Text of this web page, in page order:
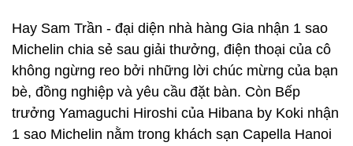
Hay Sam Trần - đại diện nhà hàng Gia nhận 1 sao
Michelin chia sẻ sau giải thưởng, điện thoại của cô
không ngừng reo bởi những lời chúc mừng của bạn
bè, đồng nghiệp và yêu cầu đặt bàn. Còn Bếp
trưởng Yamaguchi Hiroshi của Hibana by Koki nhận
1 sao Michelin nằm trong khách sạn Capella Hanoi